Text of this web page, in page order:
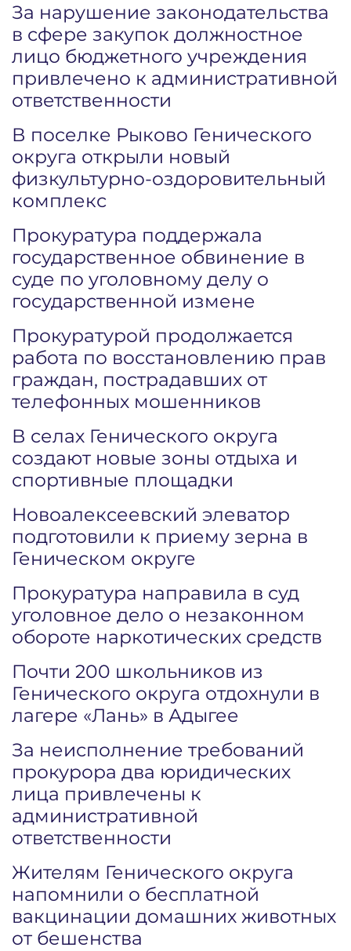
За нарушение законодательства
в сфере закупок должностное
лицо бюджетного учреждения
привлечено к административной
ответственности
В поселке Рыково Генического
округа открыли новый
физкультурно-оздоровительный
комплекс
Прокуратура поддержала
государственное обвинение в
суде по уголовному делу о
государственной измене
Прокуратурой продолжается
работа по восстановлению прав
граждан, пострадавших от
телефонных мошенников
В селах Генического округа
создают новые зоны отдыха и
спортивные площадки
Новоалексеевский элеватор
подготовили к приему зерна в
Геническом округе
Прокуратура направила в суд
уголовное дело о незаконном
обороте наркотических средств
Почти 200 школьников из
Генического округа отдохнули в
лагере «Лань» в Адыгее
За неисполнение требований
прокурора два юридических
лица привлечены к
административной
ответственности
Жителям Генического округа
напомнили о бесплатной
вакцинации домашних животных
от бешенства